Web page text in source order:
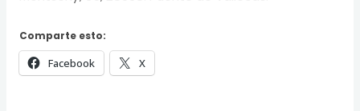
Comparte esto:
Facebook X